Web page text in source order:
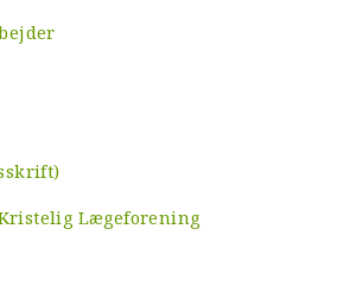
Lægeforening